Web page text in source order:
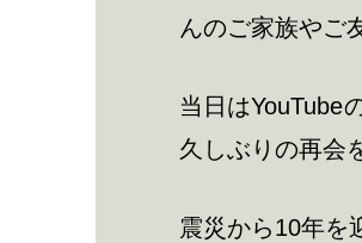
んのご家族やご
当日はYouTube
久しぶりの再会
震災から10年を